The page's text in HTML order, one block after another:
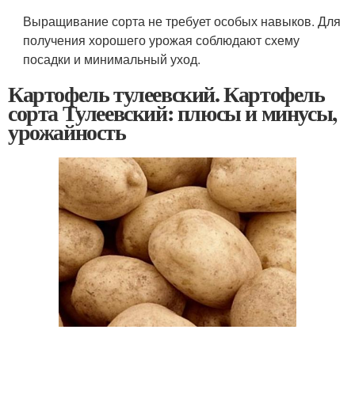
Выращивание сорта не требует особых навыков. Для
получения хорошего урожая соблюдают схему
посадки и минимальный уход.
Картофель тулеевский. Картофель
сорта Тулеевский: плюсы и минусы,
урожайность